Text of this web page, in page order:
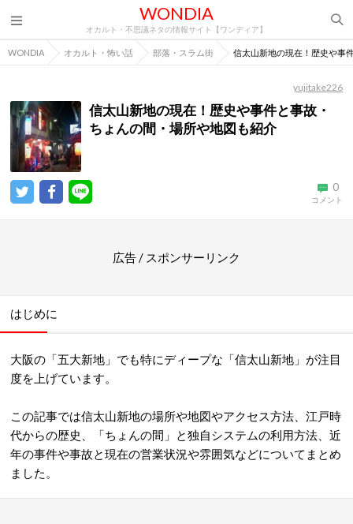
WONDIA
オカルト・不思議ネタの情報サイト【ワンディア】
WONDIA オカルト・怖い話 部落・スラム街 信太山新地の現在！歴史や事
yujitake226
信太山新地の現在！歴史や事件と事故・
ちょんの間・場所や地図も紹介
0
コメント
広告 / スポンサーリンク
はじめに
大阪の「五大新地」でも特にディープな「信太山新地」が注目
度を上げています。
この記事では信太山新地の場所や地図やアクセス方法、江戸時
代からの歴史、「ちょんの間」と独自システムの利用方法、近
年の事件や事故と現在の営業状況や雰囲気などについてまとめ
ました。